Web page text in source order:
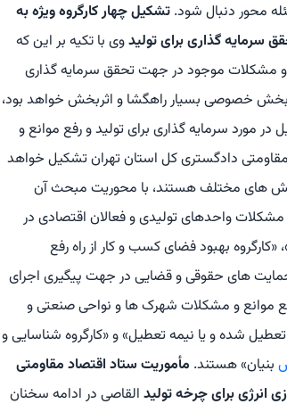
محور دنبال شود. تشکیل چهار کارگروه ویژه به
سرمایه گذاری برای تولیدوی با تکیه بر این که
مشکلات موجود در جهت تحقق سرمایه گذاری
بخش خصوصی بسیار راهگشا و اثربخش خواهد بود،
مورد سرمایه گذاری برای تولید و رفع موانع و
دادگستری کل استان تهران تشکیل خواهد
های مختلف هستند، با محوریت مبحث آن
مشکلات واحدهای تولیدی و فعالان اقتصادی در
بهبود فضای کسب و کار از راه رفع
حمایت های حقوقی و قضایی در جهت پیگیری اجرای
رفع موانع و مشکلات شهرک ها و نواحی صنعتی و
شده و یا نیمه تعطیل» و «کارگروه شناسایی و
بنیان» هستند. مأموریت ستاد اقتصاد مقاومتی
انرژی برای چرخه تولید القاصی در ادامه سخنان